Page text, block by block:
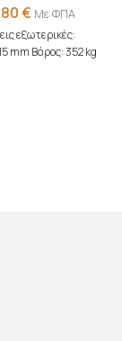
€ Με ΦΠΑ
εξωτερικές:
mm Βάρος: 352 kg